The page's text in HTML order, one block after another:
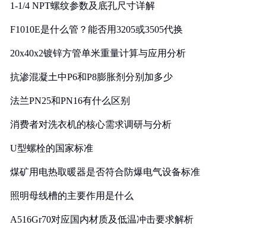
1-1/4 NPT螺纹参数及底孔尺寸详解
F1010E是什么管？能否用3205或3505代换
20x40x2镀锌方管单米重量计算与应用分析
抗渗混凝土中P6和P8膨胀剂分别加多少
法兰PN25和PN16有什么区别
消费者对洗衣机的核心需求调研与分析
U型螺栓的国家标准
煤矿用电热取暖器是否符合防爆电气设备标准
照明母线槽的主要作用是什么
A516Gr70对应国内材质及低温冲击要求解析